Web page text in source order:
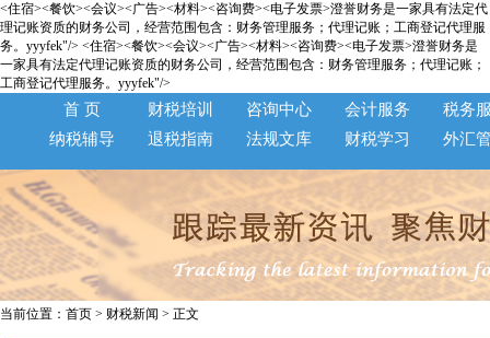
<住宿><餐饮><会议><广告><材料><咨询费><电子发票>澄誉财务是一家具有法定代
理记账资质的财务公司，经营范围包含：财务管理服务；代理记账；工商登记代理服
务。yyyfek"/> <住宿><餐饮><会议><广告><材料><咨询费><电子发票>澄誉财务是
一家具有法定代理记账资质的财务公司，经营范围包含：财务管理服务；代理记账；
工商登记代理服务。yyyfek"/>
首 页 财税培训 咨询中心 会计服务
税务
纳税辅导
退税指南 法规文库 财税学习 外汇
当前位置： 首页 > 财税新闻 > 正文